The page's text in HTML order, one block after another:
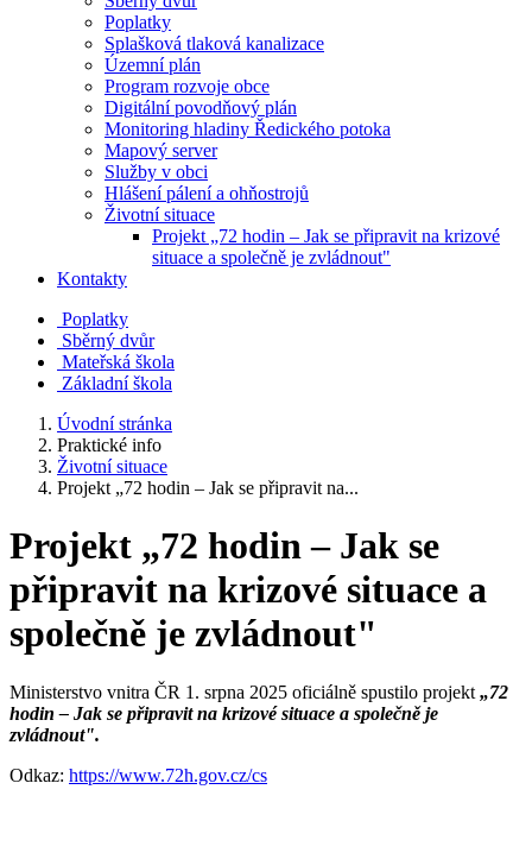
Poplatky
Splašková tlaková kanalizace
Územní plán
Program rozvoje obce
Digitální povodňový plán
Monitoring hladiny Ředického potoka
Mapový server
Služby v obci
Hlášení pálení a ohňostrojů
Životní situace
Projekt „72 hodin – Jak se připravit na krizové
situace a společně je zvládnout"
Kontakty
Poplatky
Sběrný dvůr
Mateřská škola
Základní škola
Úvodní stránka
Praktické info
Životní situace
Projekt „72 hodin – Jak se připravit na...
Projekt „72 hodin – Jak se
připravit na krizové situace a
společně je zvládnout"
Ministerstvo vnitra ČR 1. srpna 2025 oficiálně spustilo projekt „72
hodin – Jak se připravit na krizové situace a společně je
zvládnout".
Odkaz: https://www.72h.gov.cz/cs